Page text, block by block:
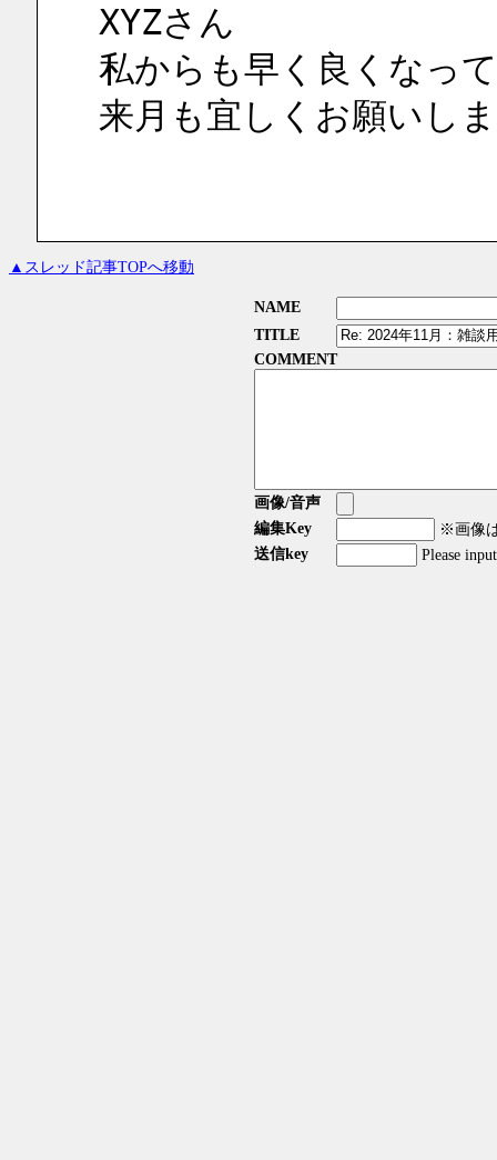
XYZさん
私からも早く良くなっ
来月も宜しくお願いし
▲スレッド記事TOPへ移動
NAME
TITLE
COMMENT
画像/音声
編集Key
※画像
送信key
Please